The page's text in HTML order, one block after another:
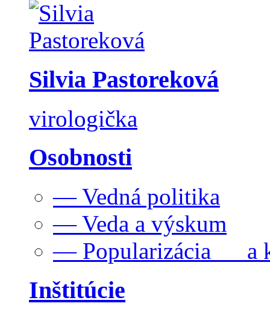
Silvia Pastoreková
virologička
Osobnosti
— Vedná politika
— Veda a výskum
— Popularizácia a
Inštitúcie